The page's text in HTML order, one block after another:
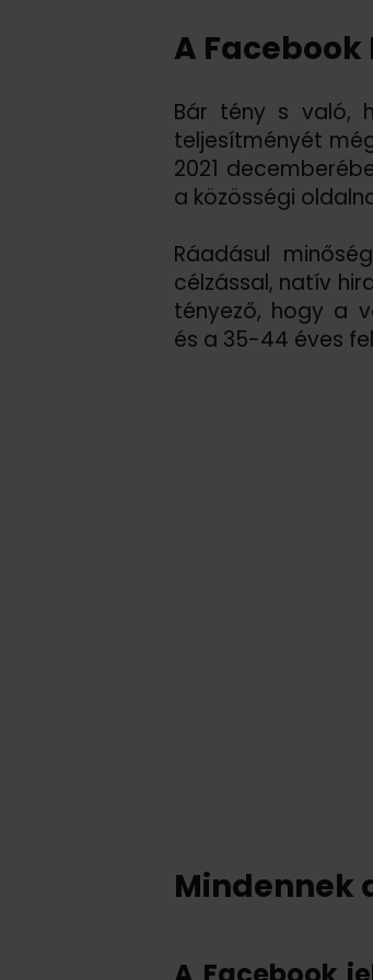
A
Bár tény s való,
teljesítményét
2021
a közösségi
Ráadásul
célzással, natív
tényező, hogy a
és a 35-44 éves
Mindennek